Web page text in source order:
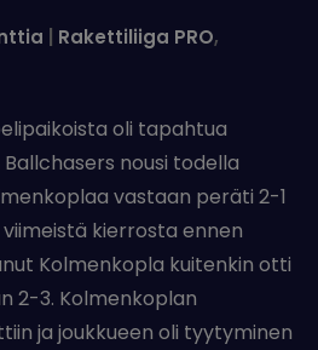
| Rakettiliiga PRO,
oli tapahtua
nousi todella
vastaan peräti 2-1
kierrosta ennen
Kolmenkopla kuitenkin otti
2-3. Kolmenkoplan
ja joukkueen oli tyytyminen